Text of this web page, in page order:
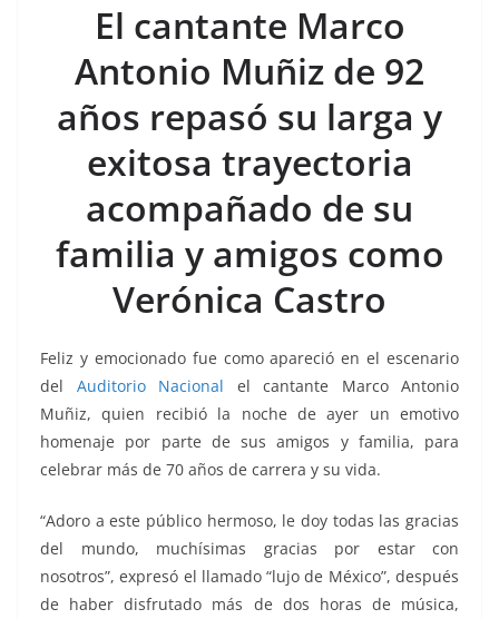
e
b
o
o
k
itt
er
ai
l
at
s
A
p
p
ss
e
n
g
er
e
gr
a
m
m
p
ar
tir
El cantante Marco
Antonio Muñiz de 92
años repasó su larga y
exitosa trayectoria
acompañado de su
familia y amigos como
Verónica Castro
Feliz y emocionado fue como apareció en el escenario
del Auditorio Nacional el cantante Marco Antonio
Muñiz, quien recibió la noche de ayer un emotivo
homenaje por parte de sus amigos y familia, para
celebrar más de 70 años de carrera y su vida.
“Adoro a este público hermoso, le doy todas las gracias
del mundo, muchísimas gracias por estar con
nosotros”, expresó el llamado “lujo de México”, después
de haber disfrutado más de dos horas de música,